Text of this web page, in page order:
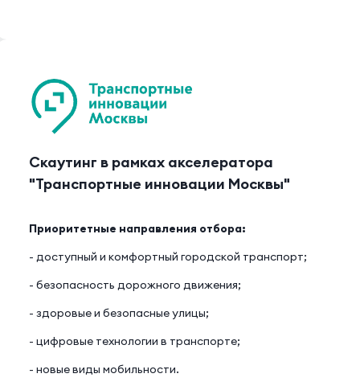
Скаутинг в рамках акселератора
"Транспортные инновации Москвы"
Приоритетные направления отбора:
- доступный и комфортный городской транспорт;
- безопасность дорожного движения;
- здоровые и безопасные улицы;
- цифровые технологии в транспорте;
- новые виды мобильности.